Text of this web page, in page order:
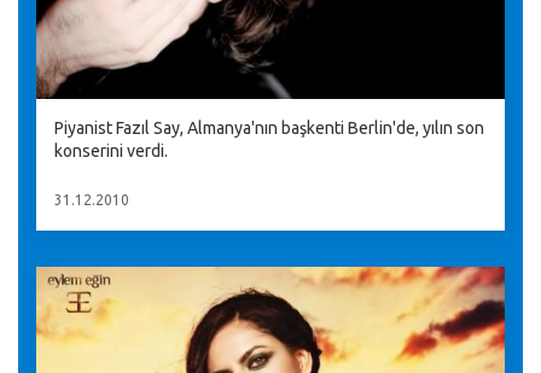
Piyanist Fazıl Say, Almanya'nın başkenti Berlin'de, yılın son
konserini verdi.
31.12.2010